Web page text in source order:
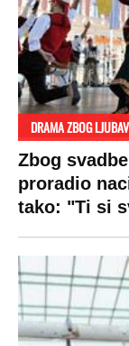
SPREMITE SE
Za posnu
izdvojiti
plata ode
VESTI
Politika